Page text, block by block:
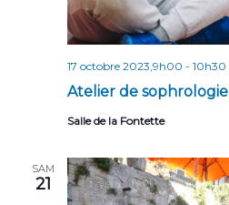
Atelier de sophrologie
17 octobre 2023,9h00 - 10h30
Salle de la Fontette
SAM
21